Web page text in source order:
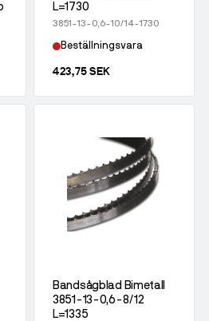
L=1730
3851-13-0,6-10/14-1730
Beställningsvara
423,75 SEK
Bandsågblad Bimetall
3851-13-0,6-8/12
L=1335